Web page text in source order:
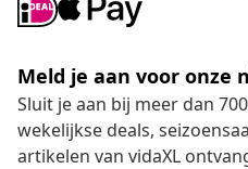
Meld je aan voor onze
Sluit je aan bij meer dan
wekelijkse deals,
artikelen van vidaXL